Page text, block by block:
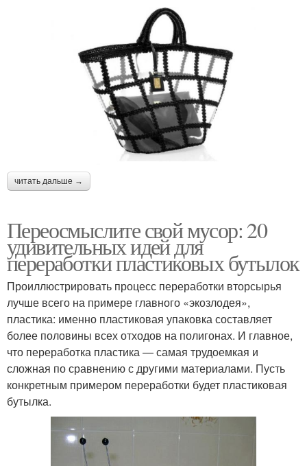
читать дальше →
Переосмыслите свой мусор: 20
удивительных идей для
переработки пластиковых бутылок
Проиллюстрировать процесс переработки вторсырья
лучше всего на примере главного «экозлодея»,
пластика: именно пластиковая упаковка составляет
более половины всех отходов на полигонах. И главное,
что переработка пластика — самая трудоемкая и
сложная по сравнению с другими материалами. Пусть
конкретным примером переработки будет пластиковая
бутылка.